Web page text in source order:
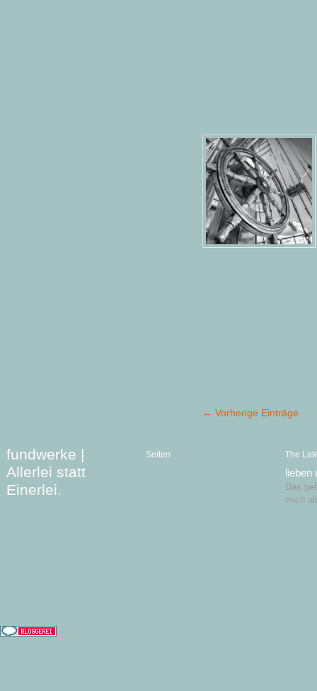
← Vorherige Einträge
fundwerke |
Allerlei statt
Einerlei.
Seiten The
lieben
Das
mich